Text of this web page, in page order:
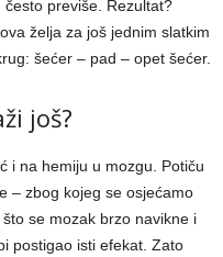
previše. Rezultat?
želja za još jednim slatkim
šećer – pad – opet šećer.
još?
i na hemiju u mozgu. Potiču
– zbog kojeg se osjećamo
se mozak brzo navikne i
postigao isti efekat. Zato